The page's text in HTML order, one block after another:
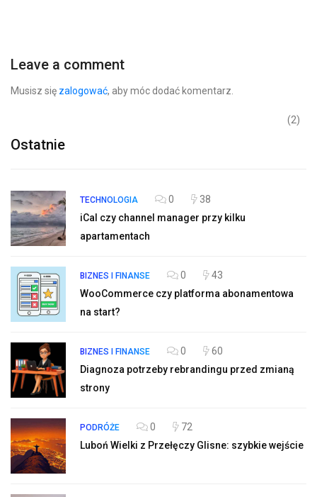
Leave a comment
Musisz się zalogować, aby móc dodać komentarz.
Ostatnie
TECHNOLOGIA 0
38
iCal czy channel manager przy kilku
apartamentach
BIZNES I FINANSE 0
43
WooCommerce czy platforma abonamentowa
na start?
BIZNES I FINANSE 0
60
Diagnoza potrzeby rebrandingu przed zmianą
strony
PODRÓŻE 0
72
Luboń Wielki z Przełęczy Glisne: szybkie wejście
(2)